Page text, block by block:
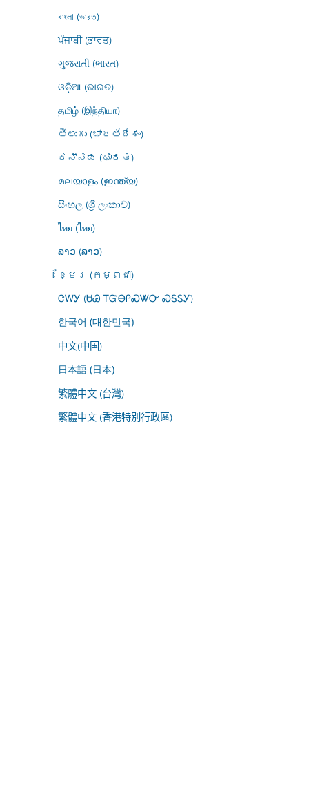
বাংলা (ভারত)
ਪੰਜਾਬੀ (ਭਾਰਤ)
ગુજરાતી (ભારત)
ଓଡ଼ିଆ (ଭାରତ)
தமிழ் (இந்தியா)
తెలుగు (భారతదేశం)
ಕನ್ನಡ (ಭಾರತ)
മലയാളം (ഇന്ത്യ)
සිංහල (ශ්‍රී ලංකාව)
ไทย (ไทย)
ລາວ (ລາວ)
ខ្មែរ (កម្ពុជា)
ᏣᎳᎩ (ᏌᏊ ᎢᏳᎾᎵᏍᏔᏅ ᏍᎦᏚᎩ)
한국어 (대한민국)
中文(中国)
日本語 (日本)
繁體中文 (台灣)
繁體中文 (香港特別行政區)